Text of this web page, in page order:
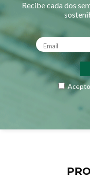
Recibe cada dos